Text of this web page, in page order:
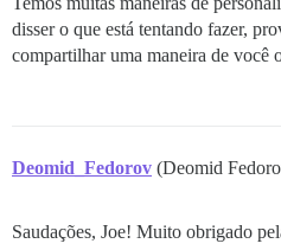
disser o que está tentando fazer,
compartilhar uma maneira de você
Deomid_Fedorov (Deomid
Saudações, Joe! Muito obrigado